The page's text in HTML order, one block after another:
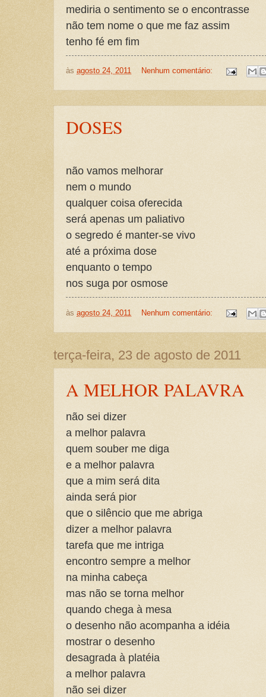
mediria o sentimento se o encontrasse
não tem nome o que me faz assim
tenho fé em fim
às agosto 24, 2011 Nenhum comentário:
DOSES
não vamos melhorar
nem o mundo
qualquer coisa oferecida
será apenas um paliativo
o segredo é manter-se vivo
até a próxima dose
enquanto o tempo
nos suga por osmose
às agosto 24, 2011 Nenhum comentário:
terça-feira, 23 de agosto de 2011
A MELHOR PALAVRA
não sei dizer
a melhor palavra
quem souber me diga
e a melhor palavra
que a mim será dita
ainda será pior
que o silêncio que me abriga
dizer a melhor palavra
tarefa que me intriga
encontro sempre a melhor
na minha cabeça
mas não se torna melhor
quando chega à mesa
o desenho não acompanha a idéia
mostrar o desenho
desagrada à platéia
a melhor palavra
não sei dizer